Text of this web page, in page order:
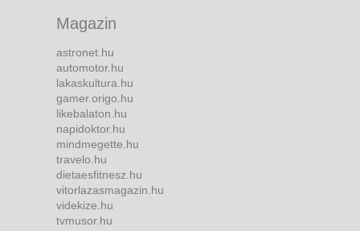
Magazin
astronet.hu
automotor.hu
lakaskultura.hu
gamer.origo.hu
likebalaton.hu
napidoktor.hu
mindmegette.hu
travelo.hu
dietaesfitnesz.hu
vitorlazasmagazin.hu
videkize.hu
tvmusor.hu